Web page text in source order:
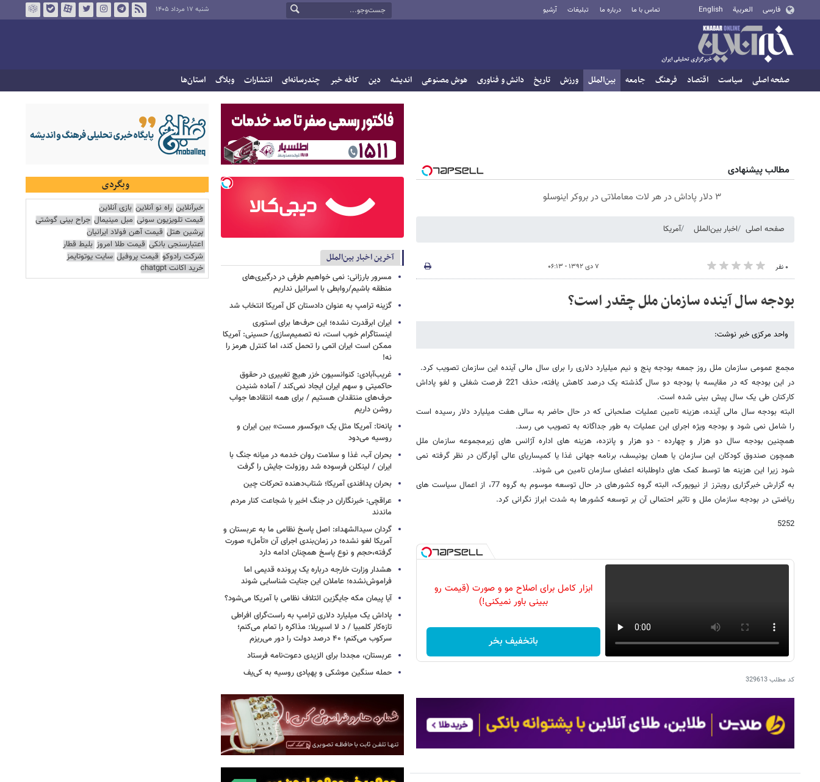
فارسی العربية English تماس با ما درباره ما تبلیغات آرشیو شنبه ۱۷ مرداد ۱۴۰۵
صفحه اصلی سیاست اقتصاد فرهنگ جامعه بین‌الملل ورزش تاریخ دانش و فناوری هوش مصنوعی اندیشه دین کافه خبر چندرسانه‌ای انتشارات وبلاگ استان‌ها
مطالب پیشنهادی
۳ دلار پاداش در هر لات معاملاتی در بروکر اینوسلو
صفحه اصلی اخبار بین‌الملل آمریکا
۰ نفر ۷ دی ۱۳۹۲ - ۰۶:۱۳
بودجه سال آینده سازمان ملل چقدر است؟
واحد مرکزی خبر نوشت:
مجمع عمومی سازمان ملل روز جمعه بودجه پنج و نیم میلیارد دلاری را برای سال مالی آینده این سازمان تصویب کرد.
در این بودجه که در مقایسه با بودجه دو سال گذشته یک درصد کاهش یافته، حذف 221 فرصت شغلی و لغو پاداش
کارکنان طی یک سال پیش بینی شده است.
البته بودجه سال مالی آینده، هزینه تامین عملیات صلحبانی که در حال حاضر به سالی هفت میلیارد دلار رسیده است
را شامل نمی شود و بودجه ویژه اجرای این عملیات به طور جداگانه به تصویب می رسد.
همچنین بودجه سال دو هزار و چهارده - دو هزار و پانزده، هزینه های اداره آژانس های زیرمجموعه سازمان ملل
همچون صندوق کودکان این سازمان یا همان یونیسف، برنامه جهانی غذا یا کمیساریای عالی آوارگان در نظر گرفته نمی
شود زیرا این هزینه ها توسط کمک های داوطلبانه اعضای سازمان تامین می شوند.
به گزارش خبرگزاری رویترز از نیویورک، البته گروه کشورهای در حال توسعه موسوم به گروه 77، از اعمال سیاست های
ریاضتی در بودجه سازمان ملل و تاثیر احتمالی آن بر توسعه کشورها به شدت ابراز نگرانی کرد.
5252
ابزار کامل برای اصلاح مو و صورت (قیمت رو
ببینی باور نمیکنی!)
باتخفیف بخر
کد مطلب329613
آخرین اخبار بین‌الملل
مسرور بارزانی: نمی خواهیم طرفی در درگیری‌های
منطقه باشیم/روابطی با اسرائیل نداریم
گزینه ترامپ به عنوان دادستان کل آمریکا انتخاب شد
ایران ابرقدرت نشده؛ این حرف‌ها برای استوری
اینستاگرام خوب است، نه تصمیم‌سازی/ حسینی: آمریکا
ممکن است ایران اتمی را تحمل کند، اما کنترل هرمز را
نه!
غریب‌آبادی: کنوانسیون خزر هیچ تغییری در حقوق
حاکمیتی و سهم ایران ایجاد نمی‌کند / آماده شنیدن
حرف‌های منتقدان هستیم / برای همه انتقادها جواب
روشن داریم
پانه‌تا: آمریکا مثل یک «بوکسور مست» بین ایران و
روسیه می‌دود
بحران آب، غذا و سلامت روان خدمه در میانه جنگ با
ایران / لینکلن فرسوده شد روزولت جایش را گرفت
بحران پدافندی آمریکا؛ شتاب‌دهنده تحرکات چین
عراقچی: خبرنگاران در جنگ اخیر با شجاعت کنار مردم
ماندند
گردان سیدالشهداء: اصل پاسخ نظامی ما به عربستان و
آمریکا لغو نشده؛ در زمان‌بندی اجرای آن «تأمل» صورت
گرفته،حجم و نوع پاسخ همچنان ادامه دارد
هشدار وزارت خارجه درباره یک پرونده قدیمی اما
فراموش‌نشده؛ عاملان این جنایت شناسایی شوند
آیا پیمان مکه جایگزین ائتلاف نظامی با آمریکا می‌شود؟
پاداش یک میلیارد دلاری ترامپ به راست‌گرای افراطی
تازه‌کار کلمبیا / د لا اسپریلا: مذاکره را تمام می‌کنم؛
سرکوب می‌کنم؛ ۴۰ درصد دولت را دور می‌ریزم
عربستان، مجددا برای الزیدی دعوت‌نامه فرستاد
حمله سنگین موشکی و پهپادی روسیه به کی‌یف
وبگردی
خبرآنلاین راه نو آنلاین بازی آنلاین
قیمت تلویزیون سونی مبل مینیمال جراح بینی گوشتی
پرشین هتل قیمت آهن فولاد ایرانیان
اعتبارسنجی بانکی قیمت طلا امروز بلیط قطار
شرکت رادوکو قیمت پروفیل سایت یوتوتایمز
خرید اکانت chatgpt